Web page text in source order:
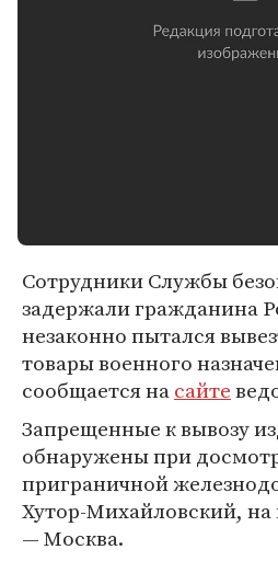
Сотрудники Службы
задержали гражданина
незаконно пытался
товары военного
сообщается насайте
Запрещенные к вывозу
обнаружены при
приграничной
Хутор-Михайловский, на
— Москва.